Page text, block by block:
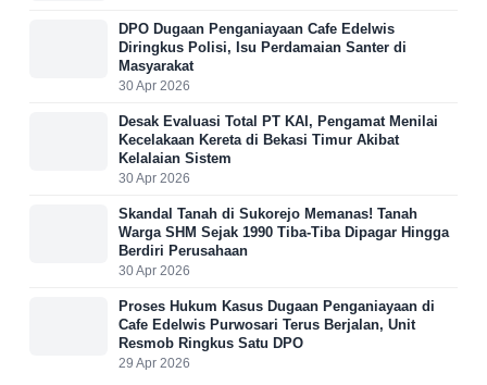
DPO Dugaan Penganiayaan Cafe Edelwis
Diringkus Polisi, Isu Perdamaian Santer di
Masyarakat
30 Apr 2026
Desak Evaluasi Total PT KAI, Pengamat Menilai
Kecelakaan Kereta di Bekasi Timur Akibat
Kelalaian Sistem
30 Apr 2026
Skandal Tanah di Sukorejo Memanas! Tanah
Warga SHM Sejak 1990 Tiba-Tiba Dipagar Hingga
Berdiri Perusahaan
30 Apr 2026
Proses Hukum Kasus Dugaan Penganiayaan di
Cafe Edelwis Purwosari Terus Berjalan, Unit
Resmob Ringkus Satu DPO
29 Apr 2026